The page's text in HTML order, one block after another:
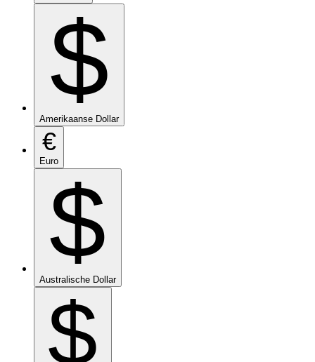
$
Amerikaanse Dollar
€
Euro
$
Australische Dollar
$